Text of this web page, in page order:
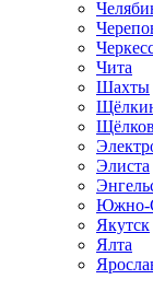
Чита
Шахты
Элиста
Южно-
Якутск
Ялта